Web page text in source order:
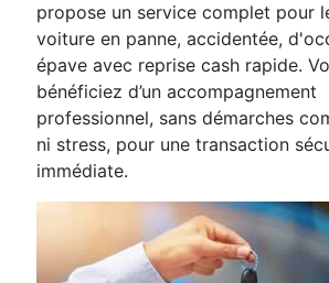
propose un service complet pour
voiture en panne, accidentée,
épave avec reprise cash rapide.
bénéficiez d’un accompagnement
professionnel, sans démarches
ni stress, pour une transaction
immédiate.